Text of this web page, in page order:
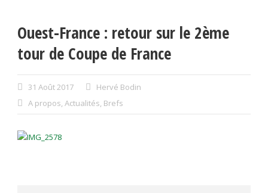
Ouest-France : retour sur le 2ème
tour de Coupe de France
31 Août 2017
Hervé Bodin
A propos, Actualités, Brefs